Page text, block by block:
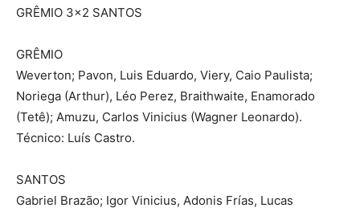
GRÊMIO 3×2 SANTOS
GRÊMIO
Weverton; Pavon, Luis Eduardo, Viery, Caio Paulista;
Noriega (Arthur), Léo Perez, Braithwaite, Enamorado
(Tetê); Amuzu, Carlos Vinicius (Wagner Leonardo).
Técnico: Luís Castro.
SANTOS
Gabriel Brazão; Igor Vinicius, Adonis Frías, Lucas